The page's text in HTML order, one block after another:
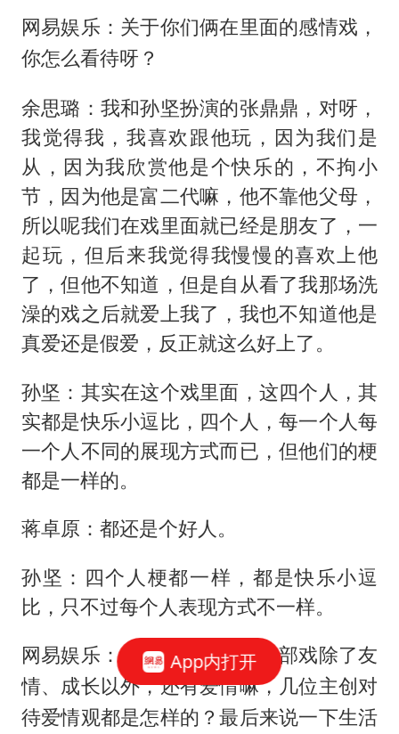
网易娱乐：关于你们俩在里面的感情戏，
你怎么看待呀？
余思璐：我和孙坚扮演的张鼎鼎，对呀，
我觉得我，我喜欢跟他玩，因为我们是
从，因为我欣赏他是个快乐的，不拘小
节，因为他是富二代嘛，他不靠他父母，
所以呢我们在戏里面就已经是朋友了，一
起玩，但后来我觉得我慢慢的喜欢上他
了，但他不知道，但是自从看了我那场洗
澡的戏之后就爱上我了，我也不知道他是
真爱还是假爱，反正就这么好上了。
孙坚：其实在这个戏里面，这四个人，其
实都是快乐小逗比，四个人，每一个人每
一个人不同的展现方式而已，但他们的梗
都是一样的。
蒋卓原：都还是个好人。
孙坚：四个人梗都一样，都是快乐小逗
比，只不过每个人表现方式不一样。
网易娱乐：最后想问一下，这部戏除了友
情、成长以外，还有爱情嘛，几位主创对
待爱情观都是怎样的？最后来说一下生活
App内打开